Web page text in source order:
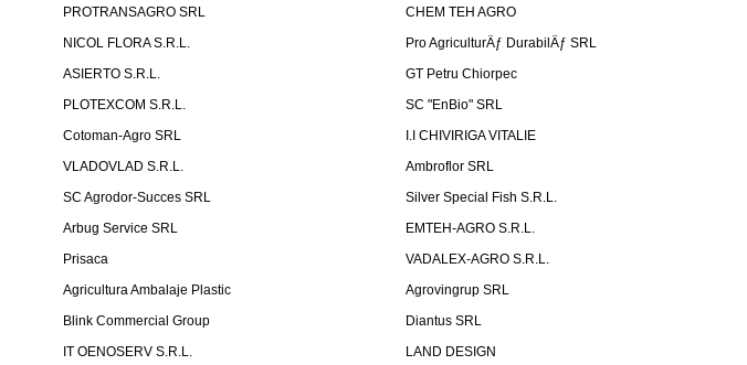
PROTRANSAGRO SRL
CHEM TEH AGRO
NICOL FLORA S.R.L.
Pro AgriculturÄƒ DurabilÄƒ SRL
ASIERTO S.R.L.
GT Petru Chiorpec
PLOTEXCOM S.R.L.
SC "EnBio" SRL
Cotoman-Agro SRL
I.I CHIVIRIGA VITALIE
VLADOVLAD S.R.L.
Ambroflor SRL
SC Agrodor-Succes SRL
Silver Special Fish S.R.L.
Arbug Service SRL
EMTEH-AGRO S.R.L.
Prisaca
VADALEX-AGRO S.R.L.
Agricultura Ambalaje Plastic
Agrovingrup SRL
Blink Commercial Group
Diantus SRL
IT OENOSERV S.R.L.
LAND DESIGN